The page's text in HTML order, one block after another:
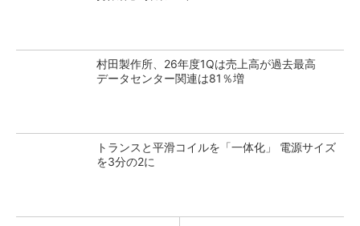
村田製作所、26年度1Qは売上高が過去最高
データセンター関連は81％増
トランスと平滑コイルを「一体化」 電源サイズ
を3分の2に